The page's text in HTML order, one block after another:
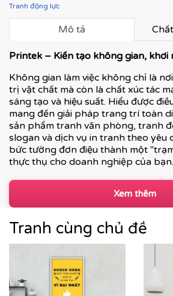
Tranh động lực
Mô tả
Printek – Kiến tạo không gian, khơi
Không gian làm việc không chỉ là
trị vật chất mà còn là chất xúc tác
sáng tạo và hiệu suất. Hiểu được
mang đến giải pháp trang trí toàn
sản phẩm tranh văn phòng, tranh
slogan và dịch vụ in tranh theo yêu
bức tường đơn điệu thành một
thực thụ cho doanh nghiệp của bạn.
Xem thêm
Tranh cùng chủ đề